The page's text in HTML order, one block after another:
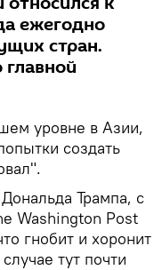
ежегодно
стран.
уровне в Азии,
создать
Трампа, с
Washington Post
гнобит и хоронит
тут почти